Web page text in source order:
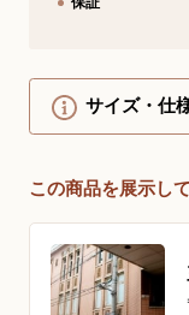
サイズ・仕
この商品を展示し